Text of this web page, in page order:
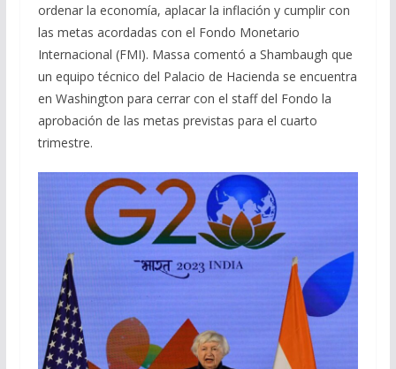
ordenar la economía, aplacar la inflación y cumplir con
las metas acordadas con el Fondo Monetario
Internacional (FMI). Massa comentó a Shambaugh que
un equipo técnico del Palacio de Hacienda se encuentra
en Washington para cerrar con el staff del Fondo la
aprobación de las metas previstas para el cuarto
trimestre.